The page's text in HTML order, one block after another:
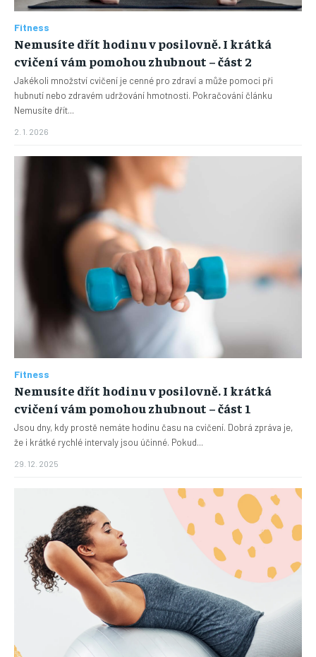
Fitness
Nemusíte dřít hodinu v posilovně. I krátká
cvičení vám pomohou zhubnout – část 2
Jakékoli množství cvičení je cenné pro zdraví a může pomoci při
hubnutí nebo zdravém udržování hmotnosti. Pokračování článku
Nemusíte dřít...
2. 1. 2026
Fitness
Nemusíte dřít hodinu v posilovně. I krátká
cvičení vám pomohou zhubnout – část 1
Jsou dny, kdy prostě nemáte hodinu času na cvičení. Dobrá zpráva je,
že i krátké rychlé intervaly jsou účinné. Pokud...
29. 12. 2025